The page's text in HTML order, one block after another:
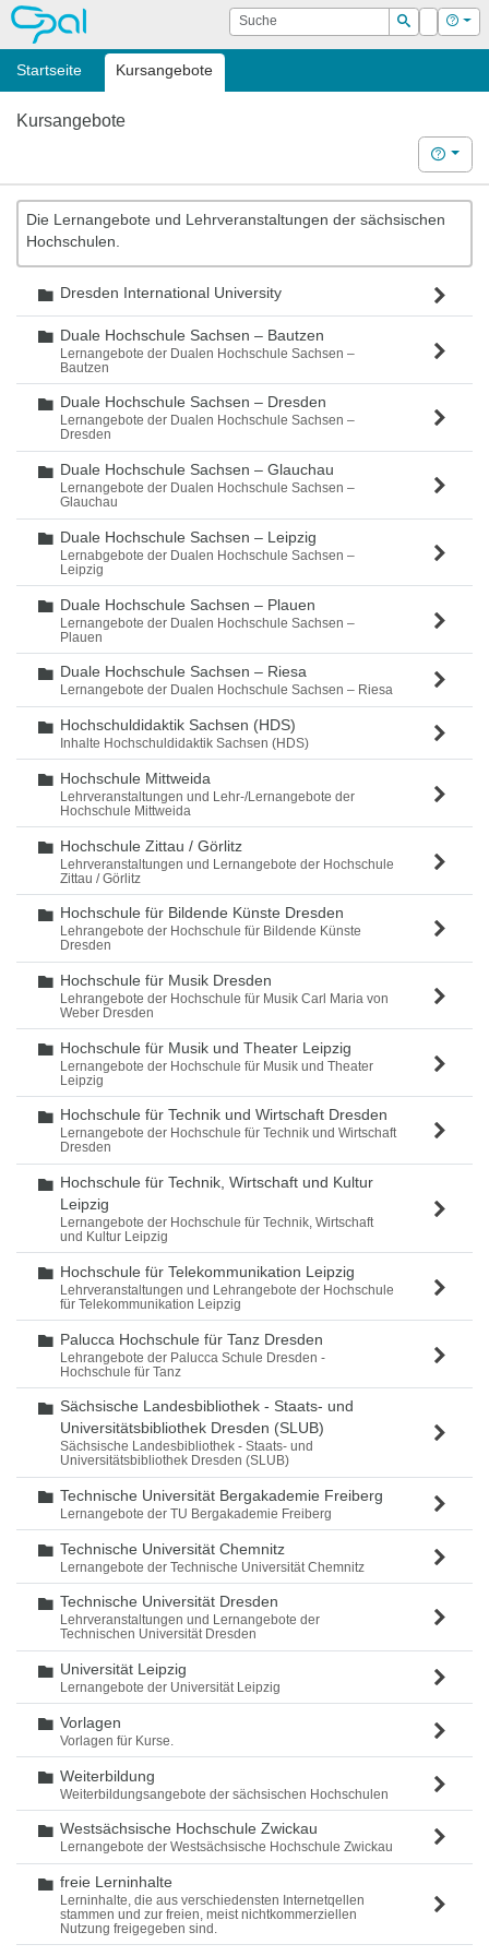
OPAL Suche
Suchen
Login Hilfe
Startseite Kursangebote
Kursangebote
Hilfe
Die Lernangebote und Lehrveranstaltungen der sächsischen
Hochschulen.
Ordner
Dresden International University
Ordner
Duale Hochschule Sachsen – Bautzen
Lernangebote der Dualen Hochschule Sachsen –
Bautzen
Ordner
Duale Hochschule Sachsen – Dresden
Lernangebote der Dualen Hochschule Sachsen –
Dresden
Ordner
Duale Hochschule Sachsen – Glauchau
Lernangebote der Dualen Hochschule Sachsen –
Glauchau
Ordner
Duale Hochschule Sachsen – Leipzig
Lernabgebote der Dualen Hochschule Sachsen –
Leipzig
Ordner
Duale Hochschule Sachsen – Plauen
Lernangebote der Dualen Hochschule Sachsen –
Plauen
Ordner
Duale Hochschule Sachsen – Riesa
Lernangebote der Dualen Hochschule Sachsen – Riesa
Ordner
Hochschuldidaktik Sachsen (HDS)
Inhalte Hochschuldidaktik Sachsen (HDS)
Ordner
Hochschule Mittweida
Lehrveranstaltungen und Lehr-/Lernangebote der
Hochschule Mittweida
Ordner
Hochschule Zittau / Görlitz
Lehrveranstaltungen und Lernangebote der Hochschule
Zittau / Görlitz
Ordner
Hochschule für Bildende Künste Dresden
Lehrangebote der Hochschule für Bildende Künste
Dresden
Ordner
Hochschule für Musik Dresden
Lehrangebote der Hochschule für Musik Carl Maria von
Weber Dresden
Ordner
Hochschule für Musik und Theater Leipzig
Lernangebote der Hochschule für Musik und Theater
Leipzig
Ordner
Hochschule für Technik und Wirtschaft Dresden
Lernangebote der Hochschule für Technik und Wirtschaft
Dresden
Ordner
Hochschule für Technik, Wirtschaft und Kultur
Leipzig
Lernangebote der Hochschule für Technik, Wirtschaft
und Kultur Leipzig
Ordner
Hochschule für Telekommunikation Leipzig
Lehrveranstaltungen und Lehrangebote der Hochschule
für Telekommunikation Leipzig
Ordner
Palucca Hochschule für Tanz Dresden
Lehrangebote der Palucca Schule Dresden -
Hochschule für Tanz
Ordner
Sächsische Landesbibliothek - Staats- und
Universitätsbibliothek Dresden (SLUB)
Sächsische Landesbibliothek - Staats- und
Universitätsbibliothek Dresden (SLUB)
Ordner
Technische Universität Bergakademie Freiberg
Lernangebote der TU Bergakademie Freiberg
Ordner
Technische Universität Chemnitz
Lernangebote der Technische Universität Chemnitz
Ordner
Technische Universität Dresden
Lehrveranstaltungen und Lernangebote der
Technischen Universität Dresden
Ordner
Universität Leipzig
Lernangebote der Universität Leipzig
Ordner
Vorlagen
Vorlagen für Kurse.
Ordner
Weiterbildung
Weiterbildungsangebote der sächsischen Hochschulen
Ordner
Westsächsische Hochschule Zwickau
Lernangebote der Westsächsische Hochschule Zwickau
Ordner
freie Lerninhalte
Lerninhalte, die aus verschiedensten Internetqellen
stammen und zur freien, meist nichtkommerziellen
Nutzung freigegeben sind.